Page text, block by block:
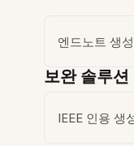
엔드노트 생
보완 솔루션
IEEE 인용 생